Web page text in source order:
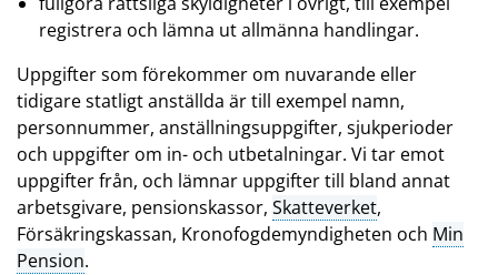
registrera och lämna ut allmänna handlingar.
Uppgifter som förekommer om nuvarande eller
tidigare statligt anställda är till exempel namn,
personnummer, anställningsuppgifter, sjukperioder
och uppgifter om in- och utbetalningar. Vi tar emot
uppgifter från, och lämnar uppgifter till bland annat
arbetsgivare, pensionskassor, Skatteverket,
Försäkringskassan, Kronofogdemyndigheten och Min
Pension.